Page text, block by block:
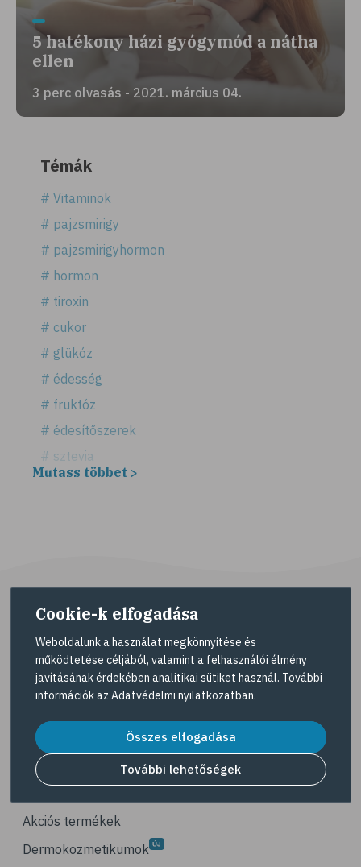
5 hatékony házi gyógymód a nátha
ellen
3 perc olvasás - 2021. március 04.
Témák
# Vitaminok
# pajzsmirigy
# pajzsmirigyhormon
# hormon
# tiroxin
# cukor
# glükóz
# édesség
# fruktóz
# édesítőszerek
# sztevia
# fogadalom
# életmódváltás
# célkitűzés
# étkezési napló
# hal
# egészséges táplálkozás
# reuma
# ízületi fájdalom
Mutass többet >
A Gyöngy gyógyszertárat közforgalmú
gyógyszertárként üzemeltető egyes gazdasági
társaságok felelnek az adott gyógyszertár
elérhetőségeit a
Gyógyszertár kereső oldalon
tekintheti meg.
Navigáció
Akciós termékek
Dermokozmetikumok
Cookie-k elfogadása
Weboldalunk a használat megkönnyítése és
működtetése céljából, valamint a felhasználói élmény
javításának érdekében analitikai sütiket használ. További
információk az Adatvédelmi nyilatkozatban.
Összes elfogadása
További lehetőségek